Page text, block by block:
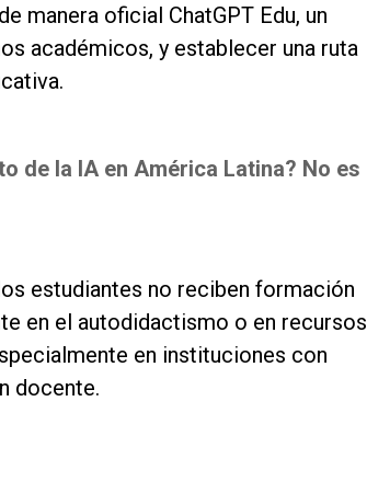
manera oficial ChatGPT Edu, un
académicos, y establecer una ruta
de la IA en América Latina? No es
estudiantes no reciben formación
en el autodidactismo o en recursos
en instituciones con
docente.